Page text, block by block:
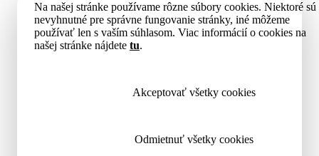
Na našej stránke používame rôzne súbory cookies. Niektoré sú
nevyhnutné pre správne fungovanie stránky, iné môžeme
používať len s vaším súhlasom. Viac informácií o cookies na
našej stránke nájdete tu.
Akceptovať všetky cookies
Odmietnuť všetky cookies